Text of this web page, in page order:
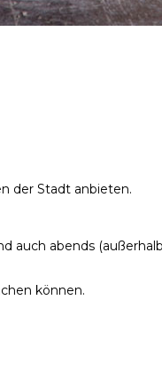
der Stadt anbieten.
auch abends
können.